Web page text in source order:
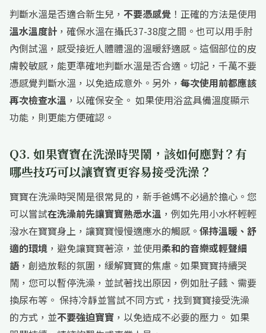
判斷水溫是否適合新生兒， 不要憑感覺 ！正確的方法是使用
溫水溫度計 ，確保水溫在攝氏37-38度之間。也可以用手肘
內側試溫，感受接近人體體溫的溫暖舒適感。這個部位的皮
膚較敏感，能更準確地判斷水溫是否合適。切記，千萬不要
憑感覺判斷水溫，以免造成意外。另外， 每次使用前都應該
再次檢查水溫 ，以確保安全。 如果使用浴盆具備溫度顯示
功能，則更能方便確認。
Q3. 如果寶寶在洗澡時哭鬧，該如何應對？有
哪些技巧可以讓寶寶更容易接受洗澡？
寶寶在洗澡時哭鬧是很常見的，新手爸媽不必過於擔心。您
可以嘗試在洗澡前先讓寶寶熟悉水溫 ，例如先用小水杯輕輕
潑水在寶寶身上，讓寶寶慢慢適應水的觸感。 保持溫暖、舒
適的環境 ，避免讓寶寶著涼，並使用柔和的音樂或輕聲細
語，創造放鬆的氛圍，緩解寶寶的焦慮。如果寶寶持續哭
鬧，您可以暫停洗澡，並試著找出原因，例如肚子餓、需要
換尿布等。 保持冷靜並嘗試不同方式，找到寶寶接受洗澡
的方式，並不要強迫寶寶 ，以免造成不必要的壓力。 如果